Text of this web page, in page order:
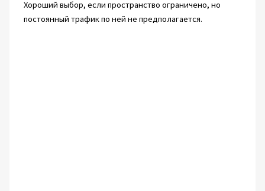
Хороший выбор, если пространство ограничено, но
постоянный трафик по ней не предполагается.